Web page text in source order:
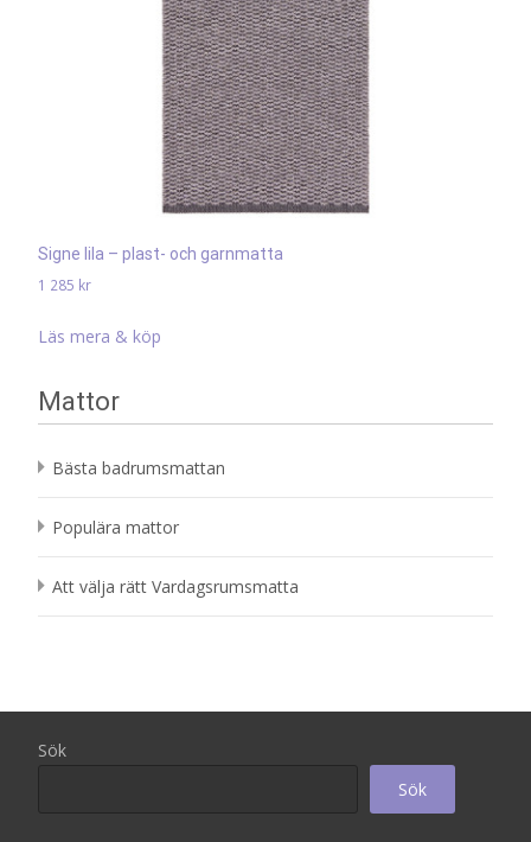
Signe lila – plast- och garnmatta
1 285 kr
Läs mera & köp
Mattor
Bästa badrumsmattan
Populära mattor
Att välja rätt Vardagsrumsmatta
Sök
Sök